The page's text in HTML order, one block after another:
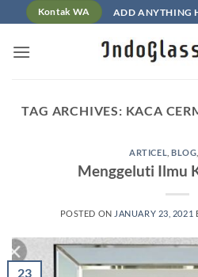
to
content
Kontak WA ADD ANYTHING
TAG ARCHIVES: KACA
ARTICEL ,BLOG
Menggeluti Ilmu
POSTED ON JANUARY 23, 2021
23